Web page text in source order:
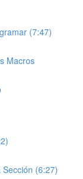
(7:47)
Macros
(6:27)